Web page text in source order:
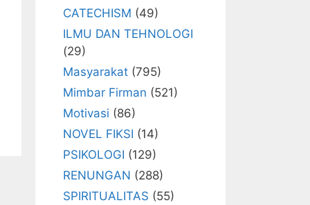
CATECHISM (49)
ILMU DAN TEHNOLOGI
(29)
Masyarakat (795)
Mimbar Firman (521)
Motivasi (86)
NOVEL FIKSI (14)
PSIKOLOGI (129)
RENUNGAN (288)
SPIRITUALITAS (55)